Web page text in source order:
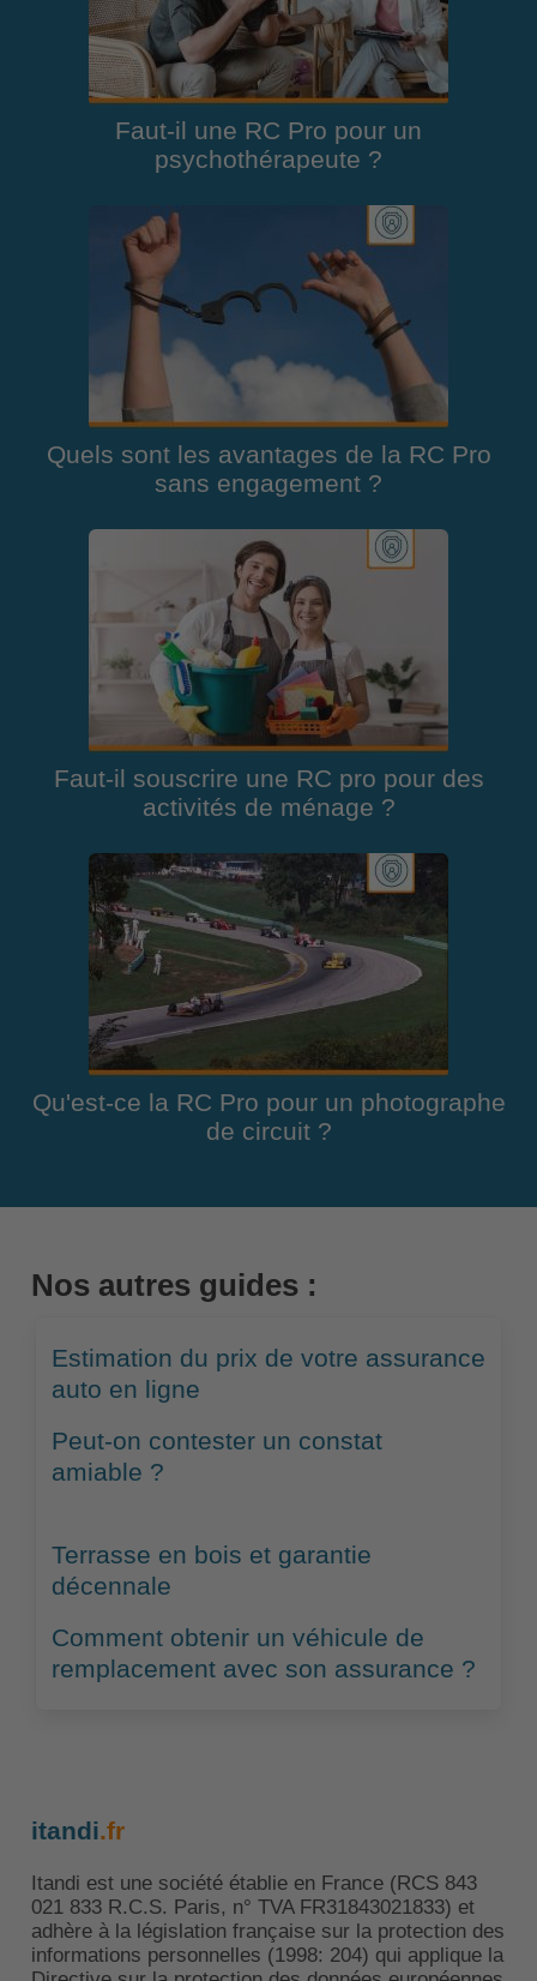
Faut-il une RC Pro pour un
psychothérapeute ?
Quels sont les avantages de la RC Pro
sans engagement ?
Faut-il souscrire une RC pro pour des
activités de ménage ?
Qu'est-ce la RC Pro pour un photographe
de circuit ?
Nos autres guides :
Estimation du prix de votre assurance
auto en ligne
Peut-on contester un constat
amiable ?
Terrasse en bois et garantie
décennale
Comment obtenir un véhicule de
remplacement avec son assurance ?
itandi.fr
Itandi est une société établie en France (RCS 843
021 833 R.C.S. Paris, n° TVA FR31843021833) et
adhère à la législation française sur la protection des
informations personnelles (1998: 204) qui applique la